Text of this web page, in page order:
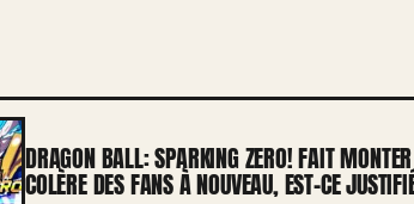
DRAGON BALL: SPARKING ZERO! FAIT
COLÈRE DES FANS À NOUVEAU, EST-CE